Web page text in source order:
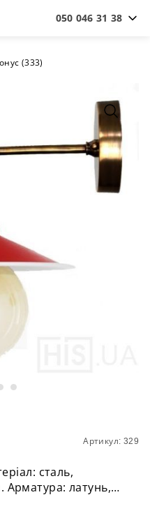
050 046 31 38
(333)
Артикул: 329
сталь,
латунь,